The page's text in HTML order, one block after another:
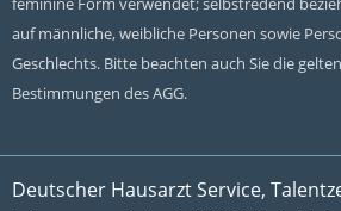
auf männliche, weibliche Personen sowie
Geschlechts. Bitte beachten auch Sie die
Bestimmungen des AGG.
Deutscher Hausarzt Service,